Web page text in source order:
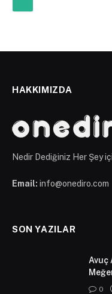
HAKKIMIZDA
Nedir Dediğiniz Her Şey
Email: info@onediro.com
SON YAZILAR
Avuç
0